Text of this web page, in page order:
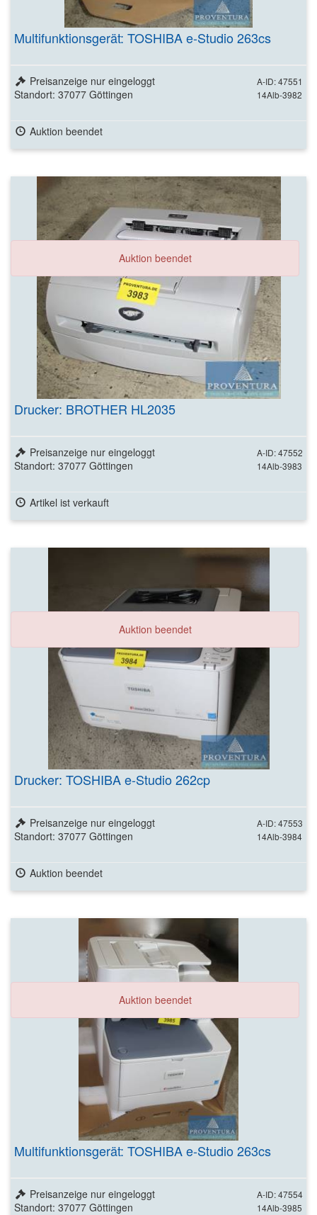
Multifunktionsgerät: TOSHIBA e-Studio 263cs
A-ID: 47551
14Alb-3982
Preisanzeige nur eingeloggt
Standort: 37077 Göttingen
Auktion beendet
Auktion beendet
Drucker: BROTHER HL2035
A-ID: 47552
14Alb-3983
Preisanzeige nur eingeloggt
Standort: 37077 Göttingen
Artikel ist verkauft
Auktion beendet
Drucker: TOSHIBA e-Studio 262cp
A-ID: 47553
14Alb-3984
Preisanzeige nur eingeloggt
Standort: 37077 Göttingen
Auktion beendet
Auktion beendet
Multifunktionsgerät: TOSHIBA e-Studio 263cs
A-ID: 47554
14Alb-3985
Preisanzeige nur eingeloggt
Standort: 37077 Göttingen